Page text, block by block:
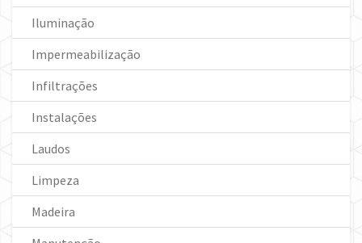
Iluminação
Impermeabilização
Infiltrações
Instalações
Laudos
Limpeza
Madeira